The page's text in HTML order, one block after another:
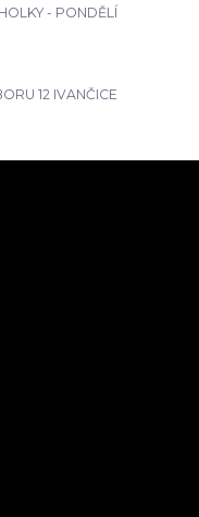
- PONDĚLÍ
12 IVANČICE